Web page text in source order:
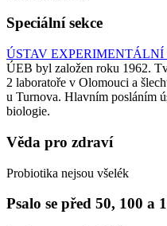
Speciální sekce
ÚSTAV
ÚEB byl založen roku 1962.
2 laboratoře v Olomouci a
u Turnova. Hlavním posláním
biologie.
Věda pro zdraví
Probiotika nejsou všelék
Psalo se před 50, 100 a